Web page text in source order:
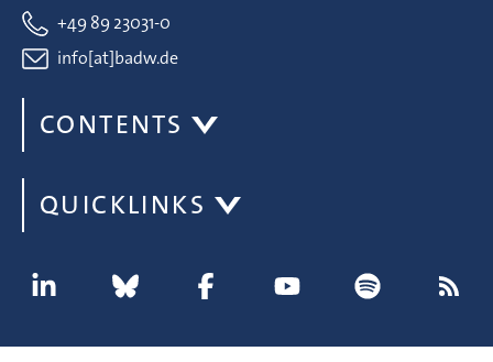
+49 89 23031-0
info[at]badw.de
CONTENTS
QUICKLINKS